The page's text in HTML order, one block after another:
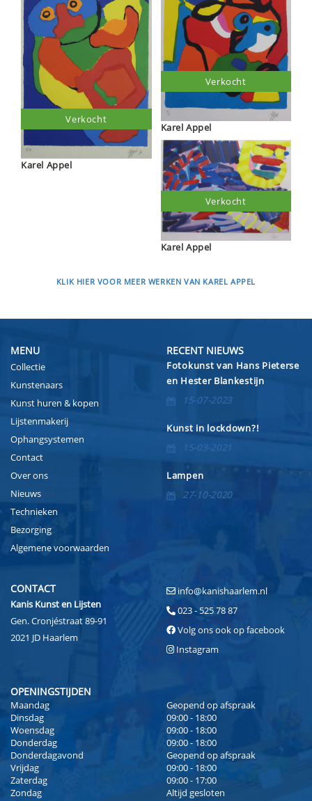
Karel Appel
Verkocht
Karel Appel
Verkocht
Karel Appel
Verkocht
KLIK HIER VOOR MEER WERKEN VAN KAREL APPEL
MENU
Collectie
Kunstenaars
Kunst huren & kopen
Lijstenmakerij
Ophangsystemen
Contact
Over ons
Nieuws
Technieken
Bezorging
Algemene voorwaarden
RECENT NIEUWS
Fotokunst van Hans Pieterse
en Hester Blankestijn
15-07-2023
Kunst in lockdown?!
15-03-2021
Lampen
27-10-2020
CONTACT
Kanis Kunst en Lijsten
Gen. Cronjéstraat 89-91
2021 JD Haarlem
info@kanishaarlem.nl
023 - 525 78 87
Volg ons ook op facebook
Instagram
OPENINGSTIJDEN
Maandag
Geopend op afspraak
Dinsdag
09:00 - 18:00
Woensdag
09:00 - 18:00
Donderdag
09:00 - 18:00
Donderdagavond
Geopend op afspraak
Vrijdag
09:00 - 18:00
Zaterdag
09:00 - 17:00
Zondag
Altijd gesloten